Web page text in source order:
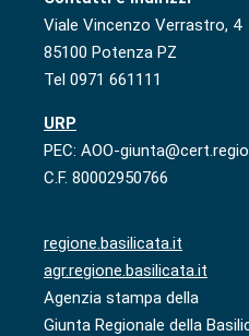
Viale Vincenzo Verrastro, 4
85100 Potenza PZ
Tel 0971 661111
URP
PEC: AOO-
C.F. 80002950766
regione.basilicata.it
agr.regione.basilicata.it
Agenzia stampa della
Giunta Regionale della